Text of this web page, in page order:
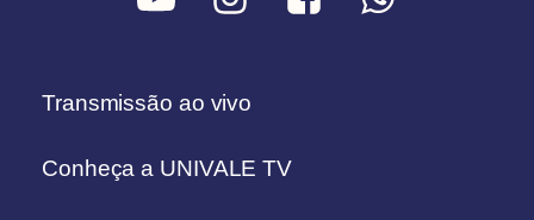
Transmissão ao vivo
Conheça a UNIVALE TV